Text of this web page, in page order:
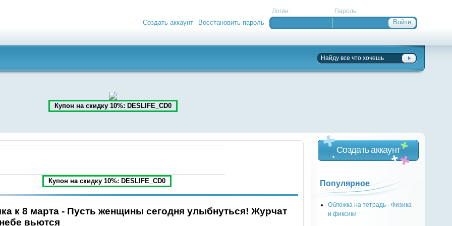
Логин: Пароль:
Создать аккаунт Восстановить пароль
Купон на скидку 10%: DESLIFE_CD0
Купон на скидку 10%: DESLIFE_CD0
к 8 марта - Пусть женщины сегодня улыбнуться! Журчат
вьются
Создать аккаунт
Популярное
Обложка на тетрадь - Физика
и фиксики